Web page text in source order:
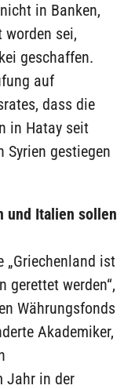
in Banken,
worden sei,
geschaffen.
auf
dass die
in Hatay seit
Syrien gestiegen
und Italien sollen
„Griechenland ist
gerettet werden“,
Währungsfonds
Akademiker,
Jahr in der